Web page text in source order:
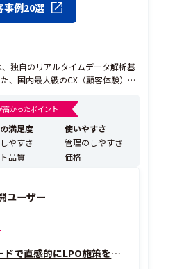
事例20選
、独自のリアルタイムデータ解析基
、国内最大級のCX（顧客体験）プ
援し、戦略策定から実行、そして
、確かな実績を持つプロフェッシ
ョナルが事業成長に伴走します。 1. リアルタイム...
高かったポイント
満足度
使いやすさ
やすさ
管理のしやすさ
品質
価格
ユーザー
誰でもノーコードで直感的にLPO施策を実装できる